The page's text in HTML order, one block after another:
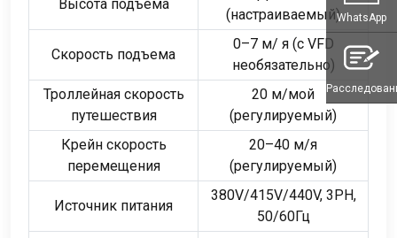
Высота подъема
(настраиваемый)
Скорость подъема
0–7 м/ я (с VFD
необязательно)
Троллейная скорость
путешествия
20 м/мой
(регулируемый)
Крейн скорость
перемещения
20–40 м/я
(регулируемый)
Источник питания
380V/415V/440V, 3PH,
50/60Гц
WhatsApp